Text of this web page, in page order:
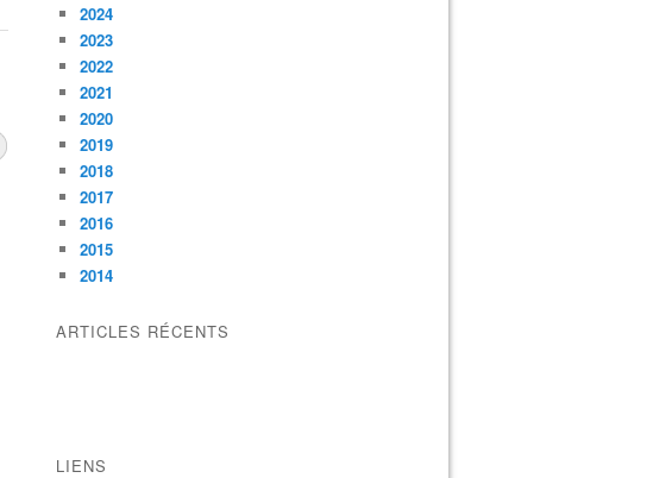
2024
2023
2022
2021
2020
2019
2018
2017
2016
2015
2014
ARTICLES RÉCENTS
LIENS